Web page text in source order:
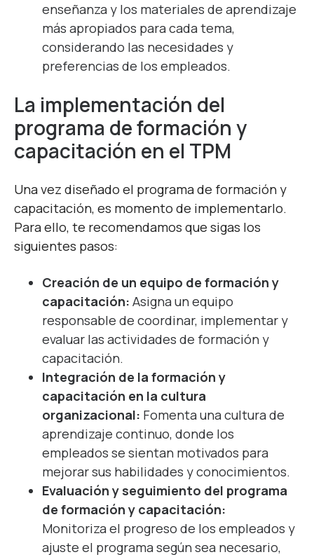
enseñanza y los materiales de aprendizaje
más apropiados para cada tema,
considerando las necesidades y
preferencias de los empleados.
La implementación del
programa de formación y
capacitación en el TPM
Una vez diseñado el programa de formación y
capacitación, es momento de implementarlo.
Para ello, te recomendamos que sigas los
siguientes pasos:
Creación de un equipo de formación y
capacitación: Asigna un equipo
responsable de coordinar, implementar y
evaluar las actividades de formación y
capacitación.
Integración de la formación y
capacitación en la cultura
organizacional: Fomenta una cultura de
aprendizaje continuo, donde los
empleados se sientan motivados para
mejorar sus habilidades y conocimientos.
Evaluación y seguimiento del programa
de formación y capacitación:
Monitoriza el progreso de los empleados y
ajuste el programa según sea necesario,